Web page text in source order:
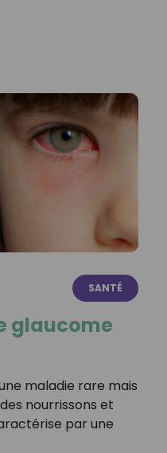
SANTÉ
glaucome
maladie rare mais
nourrissons et
par une